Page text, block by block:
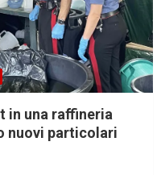
in una raffineria
nuovi particolari